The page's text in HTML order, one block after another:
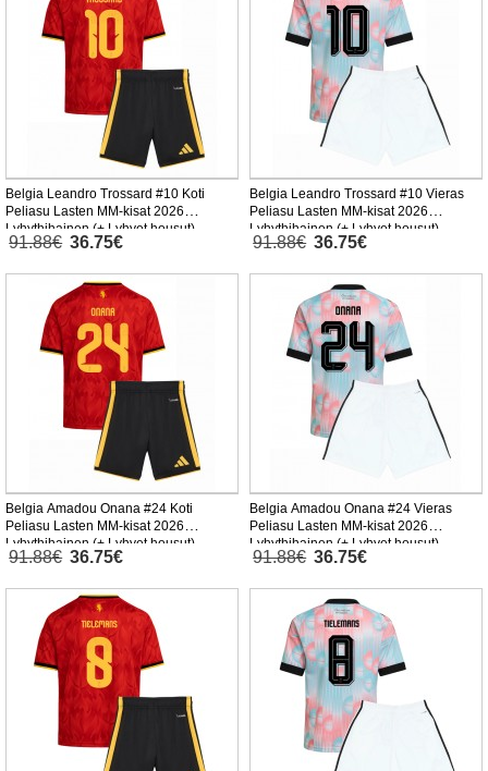
Belgia Leandro Trossard #10 Koti
Peliasu Lasten MM-kisat 2026
Lyhythihainen (+ Lyhyet housut)
91.88€ 36.75€
Belgia Leandro Trossard #10 Vieras
Peliasu Lasten MM-kisat 2026
Lyhythihainen (+ Lyhyet housut)
91.88€ 36.75€
Belgia Amadou Onana #24 Koti
Peliasu Lasten MM-kisat 2026
Lyhythihainen (+ Lyhyet housut)
91.88€ 36.75€
Belgia Amadou Onana #24 Vieras
Peliasu Lasten MM-kisat 2026
Lyhythihainen (+ Lyhyet housut)
91.88€ 36.75€